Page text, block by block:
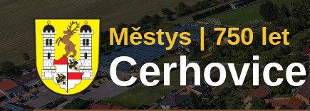
Městys | 750 let
Cerhovice